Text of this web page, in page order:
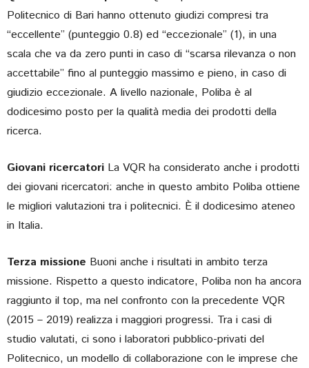
Politecnico di Bari hanno ottenuto giudizi compresi tra
“eccellente” (punteggio 0.8) ed “eccezionale” (1), in una
scala che va da zero punti in caso di “scarsa rilevanza o non
accettabile” fino al punteggio massimo e pieno, in caso di
giudizio eccezionale. A livello nazionale, Poliba è al
dodicesimo posto per la qualità media dei prodotti della
ricerca.
Giovani ricercatori La VQR ha considerato anche i prodotti
dei giovani ricercatori: anche in questo ambito Poliba ottiene
le migliori valutazioni tra i politecnici. È il dodicesimo ateneo
in Italia.
Terza missione Buoni anche i risultati in ambito terza
missione. Rispetto a questo indicatore, Poliba non ha ancora
raggiunto il top, ma nel confronto con la precedente VQR
(2015 – 2019) realizza i maggiori progressi. Tra i casi di
studio valutati, ci sono i laboratori pubblico-privati del
Politecnico, un modello di collaborazione con le imprese che